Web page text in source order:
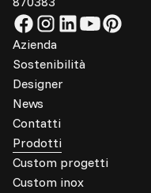
Azienda
Sostenibilità
Designer
News
Contatti
Prodotti
Custom progetti
Custom inox